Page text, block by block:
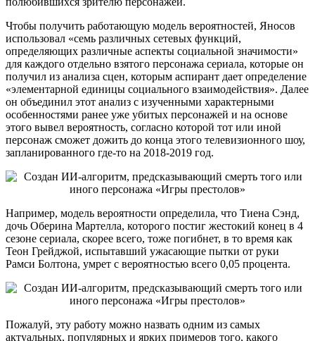
Чтобы получить работающую модель вероятностей, Яносов
использовал «семь различных сетевых функций,
определяющих различные аспекты социальной значимости»
для каждого отдельно взятого персонажа сериала, которые он
получил из анализа сцен, которым аспирант дает определение
«элементарной единицы социального взаимодействия». Далее
он объединил этот анализ с изученными характерными
особенностями ранее уже убитых персонажей и на основе
этого вывел вероятность, согласно которой тот или иной
персонаж сможет дожить до конца этого телевизионного шоу,
запланированного где-то на 2018-2019 год.
Например, модель вероятности определила, что Тиена Сэнд,
дочь Оберина Мартелла, которого постиг жестокий конец в 4
сезоне сериала, скорее всего, тоже погибнет, в то время как
Теон Грейджой, испытавший ужасающие пытки от руки
Рамси Болтона, умрет с вероятностью всего 0,05 процента.
Пожалуй, эту работу можно назвать одним из самых
актуальных, популярных и ярких примеров того, какого